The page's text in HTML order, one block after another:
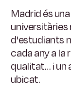
Madrid és
universitàries
d'estudiants
cada any a
qualitat… i un
ubicat.